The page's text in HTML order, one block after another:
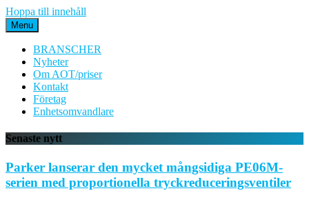
Hoppa till innehåll
Menu
BRANSCHER
Nyheter
Om AOT/priser
Kontakt
Företag
Enhetsomvandlare
Senaste nytt
Parker lanserar den mycket mångsidiga PE06M-
serien med proportionella tryckreduceringsventiler